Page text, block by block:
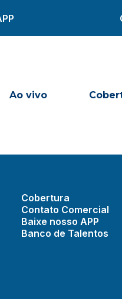
Ao vivo
Cobertura
Contato Comercial
Baixe nosso APP
Banco de Talentos